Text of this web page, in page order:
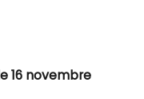
16 novembre